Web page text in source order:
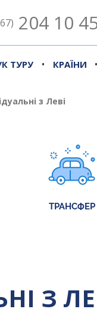
204 10
ТУРУ • КРАЇНИ •
з Леві
ТРАНСФЕР
З